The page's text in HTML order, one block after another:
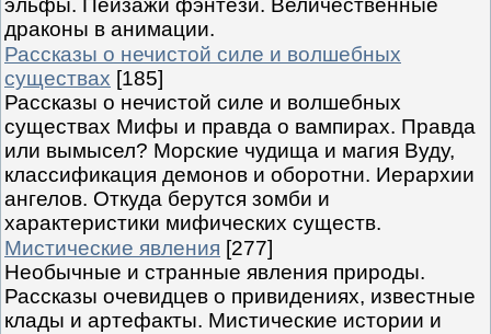
эльфы. Пейзажи фэнтези. Величественные
драконы в анимации.
Рассказы о нечистой силе и волшебных
существах [185]
Рассказы о нечистой силе и волшебных
существах Мифы и правда о вампирах. Правда
или вымысел? Морские чудища и магия Вуду,
классификация демонов и оборотни. Иерархии
ангелов. Откуда берутся зомби и
характеристики мифических существ.
Мистические явления [277]
Необычные и странные явления природы.
Рассказы очевидцев о привидениях, известные
клады и артефакты. Мистические истории и